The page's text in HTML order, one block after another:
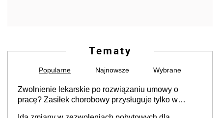
Tematy
Popularne Najnowsze Wybrane
Zwolnienie lekarskie po rozwiązaniu umowy o
pracę? Zasiłek chorobowy przysługuje tylko w